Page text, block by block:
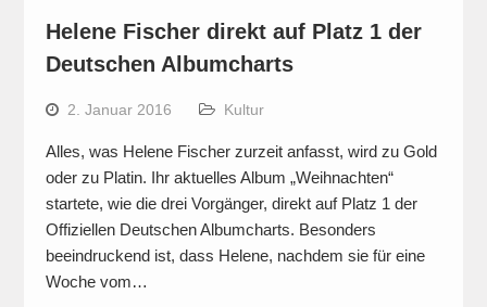
Helene Fischer direkt auf Platz 1 der
Deutschen Albumcharts
2. Januar 2016 Kultur
Alles, was Helene Fischer zurzeit anfasst, wird zu Gold
oder zu Platin. Ihr aktuelles Album „Weihnachten“
startete, wie die drei Vorgänger, direkt auf Platz 1 der
Offiziellen Deutschen Albumcharts. Besonders
beeindruckend ist, dass Helene, nachdem sie für eine
Woche vom…